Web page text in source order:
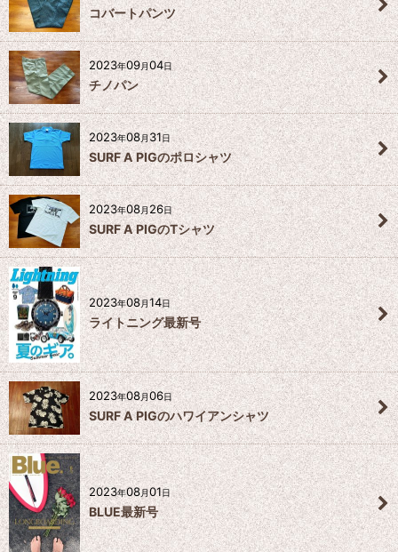
コバートパンツ
2023年09月04日
チノパン
2023年08月31日
SURF A PIGのポロシャツ
2023年08月26日
SURF A PIGのTシャツ
2023年08月14日
ライトニング最新号
2023年08月06日
SURF A PIGのハワイアンシャツ
2023年08月01日
BLUE最新号